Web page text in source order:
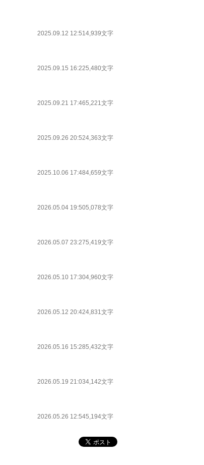
2025.09.12 12:514,939文字
2025.09.15 16:225,480文字
2025.09.21 17:465,221文字
2025.09.26 20:524,363文字
2025.10.06 17:484,659文字
2026.05.04 19:505,078文字
2026.05.07 23:275,419文字
2026.05.10 17:304,960文字
2026.05.12 20:424,831文字
2026.05.16 15:285,432文字
2026.05.19 21:034,142文字
2026.05.26 12:545,194文字